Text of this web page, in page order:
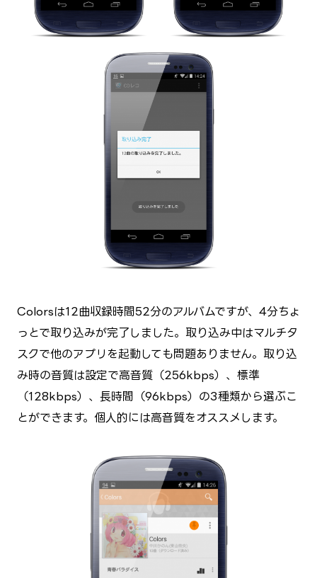
Colorsは12曲収録時間52分のアルバムですが、4分ちょ
っとで取り込みが完了しました。取り込み中はマルチタ
スクで他のアプリを起動しても問題ありません。取り込
み時の音質は設定で高音質（256kbps）、標準
（128kbps）、長時間（96kbps）の3種類から選ぶこ
とができます。個人的には高音質をオススメします。